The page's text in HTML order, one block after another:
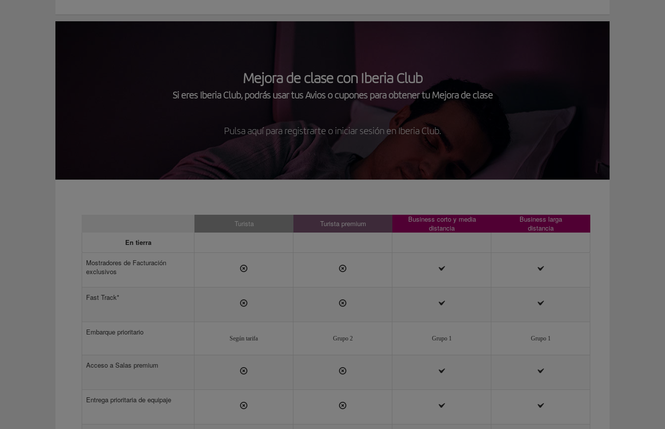
Mejora de clase con Iberia Club
Si eres Iberia Club, podrás usar tus Avios o cupones para obtener tu Mejora de clase
Pulsa aquí para registrarte o iniciar sesión en Iberia Club.
Turista Turista premium
Business corto y media
distancia
Business larga
distancia
En tierra
Mostradores de Facturación
exclusivos
Fast Track*
Embarque prioritario
Según tarifa Grupo 2 Grupo 1 Grupo 1
Acceso a Salas premium
Entrega prioritaria de equipaje